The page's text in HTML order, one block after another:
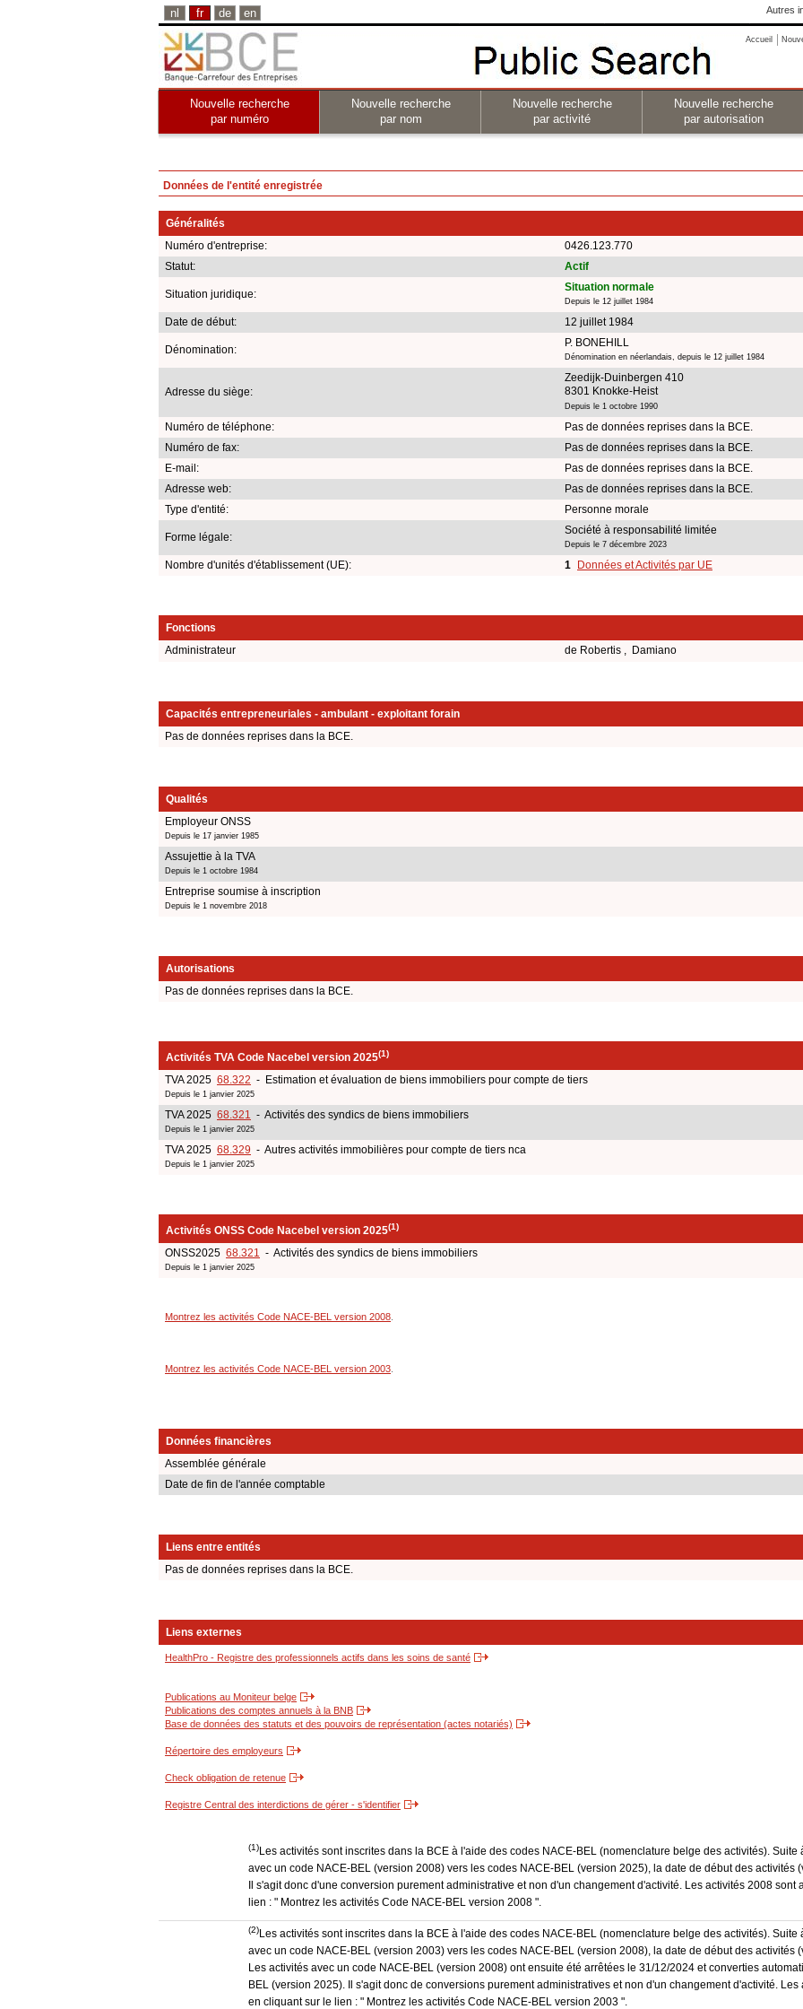
nl fr de en Autres
Accueil
Nouvelle recherche
par numéro
Nouvelle recherche
par nom
Nouvelle recherche
par activité
Nouvelle recherche
par autorisation
Données de l'entité enregistrée
Généralités
Numéro d'entreprise:
0426.123.770
Statut:
Actif
Situation juridique:
Situation normale
Depuis le 12 juillet 1984
Date de début: 12 juillet 1984
Dénomination:
P. BONEHILL
Dénomination en néerlandais, depuis le 12 juillet 1984
Adresse du siège:
Zeedijk-Duinbergen 410
8301 Knokke-Heist
Depuis le 1 octobre 1990
Numéro de téléphone:
Pas de données reprises dans la BCE.
Numéro de fax:
Pas de données reprises dans la BCE.
E-mail:
Pas de données reprises dans la BCE.
Adresse web:
Pas de données reprises dans la BCE.
Type d'entité:
Personne morale
Forme légale:
Société à responsabilité limitée
Depuis le 7 décembre 2023
Nombre d'unités d'établissement (UE): 1 Données et Activités par UE
Fonctions
Administrateur
de Robertis , Damiano
Capacités entrepreneuriales - ambulant - exploitant forain
Pas de données reprises dans la BCE.
Qualités
Employeur ONSS
Depuis le 17 janvier 1985
Assujettie à la TVA
Depuis le 1 octobre 1984
Entreprise soumise à inscription
Depuis le 1 novembre 2018
Autorisations
Pas de données reprises dans la BCE.
Activités TVA Code Nacebel version 2025(1)
TVA 2025 68.322 - Estimation et évaluation de biens immobiliers pour compte de tiers
Depuis le 1 janvier 2025
TVA 2025 68.321 - Activités des syndics de biens immobiliers
Depuis le 1 janvier 2025
TVA 2025 68.329 - Autres activités immobilières pour compte de tiers nca
Depuis le 1 janvier 2025
Activités ONSS Code Nacebel version 2025(1)
ONSS2025 68.321 - Activités des syndics de biens immobiliers
Depuis le 1 janvier 2025
Montrez les activités Code NACE-BEL version 2008
Montrez les activités Code NACE-BEL version 2003
Données financières
Assemblée générale
Date de fin de l'année comptable
Liens entre entités
Pas de données reprises dans la BCE.
Liens externes
HealthPro - Registre des professionnels actifs dans les soins de santé
Publications au Moniteur belge
Publications des comptes annuels à la BNB
Base de données des statuts et des pouvoirs de représentation (actes notariés)
Répertoire des employeurs
Check obligation de retenue
Registre Central des interdictions de gérer - s'identifier
(1)Les activités sont inscrites dans la BCE à l'aide des codes NACE-BEL (nomenclature belge des activités).
avec un code NACE-BEL (version 2008) vers les codes NACE-BEL (version 2025), la date de début des activités
Il s'agit donc d'une conversion purement administrative et non d'un changement d'activité. Les activités 2008 sont
lien : " Montrez les activités Code NACE-BEL version 2008 ".
(2)Les activités sont inscrites dans la BCE à l'aide des codes NACE-BEL (nomenclature belge des activités).
avec un code NACE-BEL (version 2003) vers les codes NACE-BEL (version 2008), la date de début des activités
Les activités avec un code NACE-BEL (version 2008) ont ensuite été arrêtées le 31/12/2024 et converties
BEL (version 2025). Il s'agit donc de conversions purement administratives et non d'un changement d'activité.
en cliquant sur le lien : " Montrez les activités Code NACE-BEL version 2003 ".